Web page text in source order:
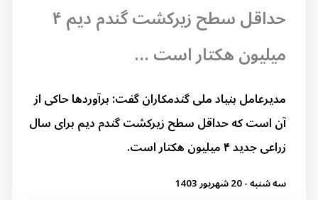
حداقل سطح زیرکشت گندم دیم ۴
میلیون هکتار است ...
مدیرعامل بنیاد ملی گندمکاران گفت: برآوردها حاکی از
آن است که حداقل سطح زیرکشت گندم دیم برای سال
زراعی جدید ۴ میلیون هکتار است.
سه شنبه - 20 شهریور 1403